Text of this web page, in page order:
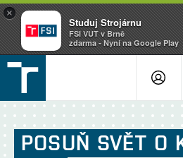
v
Brně
POSUŇ SVĚT O
×
Studuj Strojárnu
FSI VUT v Brně
zdarma - Nyní na Google Play